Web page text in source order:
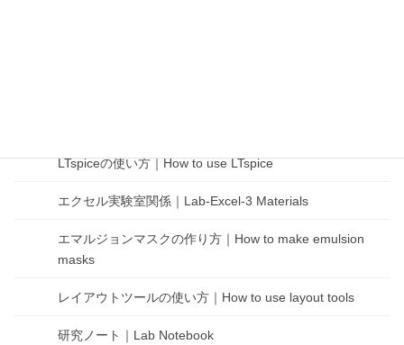
LTspiceの使い方｜How to use LTspice
エクセル実験室関係｜Lab-Excel-3 Materials
エマルジョンマスクの作り方｜How to make emulsion
masks
レイアウトツールの使い方｜How to use layout tools
研究ノート｜Lab Notebook